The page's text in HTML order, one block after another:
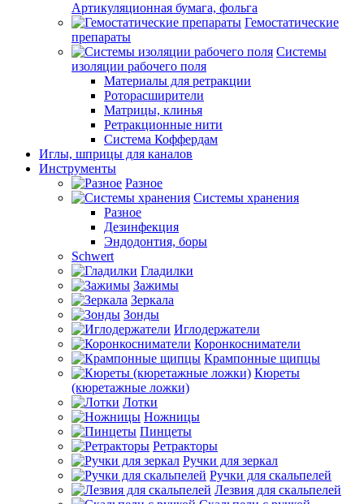
Артикуляционная бумага, фольга
Гемостатические
препараты
Системы
изоляции рабочего поля
Материалы для ретракции
Роторасширители
Матрицы, клинья
Ретракционные нити
Система Коффердам
Иглы, шприцы для каналов
Инструменты
Разное
Системы хранения
Разное
Дезинфекция
Эндодонтия, боры
Schwert
Гладилки
Зажимы
Зеркала
Зонды
Иглодержатели
Коронкосниматели
Крампонные щипцы
Кюреты
(кюретажные ложки)
Лотки
Ножницы
Пинцеты
Ретракторы
Ручки для зеркал
Ручки для скальпелей
Лезвия для скальпелей